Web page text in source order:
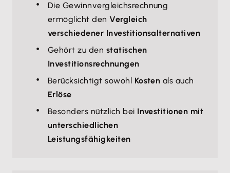
Die Gewinnvergleichsrechnung
ermöglicht den Vergleich
verschiedener Investitionsalternativen
Gehört zu den statischen
Investitionsrechnungen
Berücksichtigt sowohl Kosten als auch
Erlöse
Besonders nützlich bei Investitionen mit
unterschiedlichen
Leistungsfähigkeiten